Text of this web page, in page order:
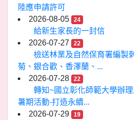
陸應申請許可
2026-08-05
24
給新生家長的一封信
2026-07-27
22
檢送林業及自然保育署編製
菊、銀合歡、香澤蘭、...
2026-07-28
22
轉知~國立彰化師範大學辦
暑期活動-打造永續...
2026-07-29
19